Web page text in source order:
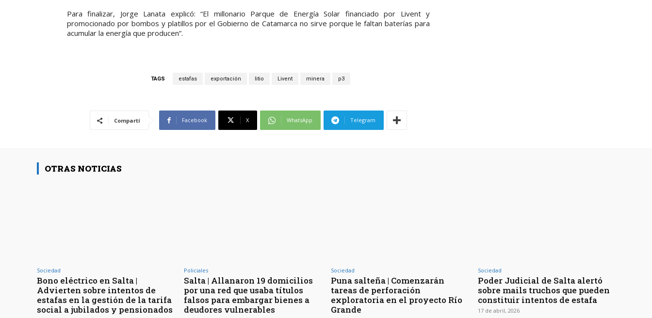
Para finalizar, Jorge Lanata explicó: “El millonario Parque de Energía Solar financiado por Livent y
promocionado por bombos y platillos por el Gobierno de Catamarca no sirve porque le faltan baterías para
acumular la energía que producen”.
TAGS estafas exportación litio Livent minera p3
Compartí Facebook X WhatsApp Telegram
OTRAS NOTICIAS
Sociedad
Bono eléctrico en Salta |
Advierten sobre intentos de
estafas en la gestión de la tarifa
social a jubilados y pensionados
Policiales
Salta | Allanaron 19 domicilios
por una red que usaba títulos
falsos para embargar bienes a
deudores vulnerables
Sociedad
Puna salteña | Comenzarán
tareas de perforación
exploratoria en el proyecto Río
Grande
Sociedad
Poder Judicial de Salta alertó
sobre mails truchos que pueden
constituir intentos de estafa
17 de abril, 2026